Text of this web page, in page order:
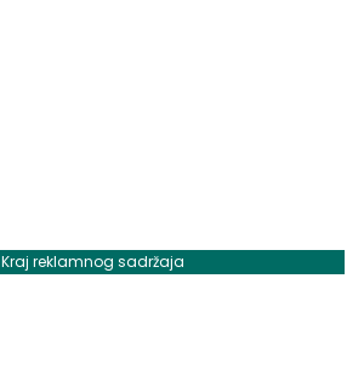
Kraj reklamnog sadržaja